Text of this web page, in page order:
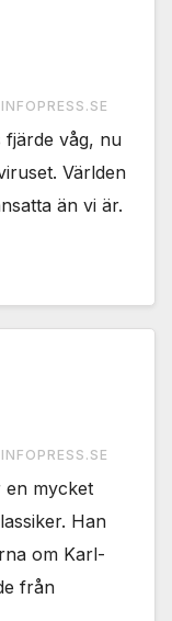
fjärde våg, nu
Världen
än vi är.
en mycket
Han
om Karl-
från